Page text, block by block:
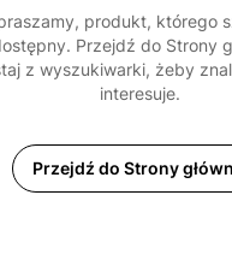
produkt, którego
Przejdź do Strony
z wyszukiwarki, żeby
interesuje.
Przejdź do Strony